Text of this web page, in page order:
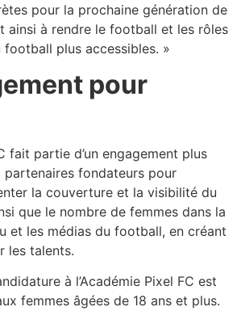
pour la prochaine génération de
ainsi à rendre le football et les rôles
football plus accessibles. »
pour
fait partie d’un engagement plus
partenaires fondateurs pour
la couverture et la visibilité du
que le nombre de femmes dans la
et les médias du football, en créant
les talents.
à l’Académie Pixel FC est
femmes âgées de 18 ans et plus.